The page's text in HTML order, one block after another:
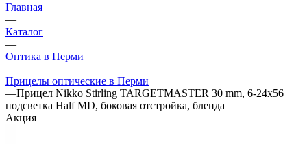
Главная
—
Каталог
—
Оптика в Перми
—
Прицелы оптические в Перми
—Прицел Nikko Stirling TARGETMASTER 30 mm, 6-24x56
подсветка Half MD, боковая отстройка, бленда
Акция